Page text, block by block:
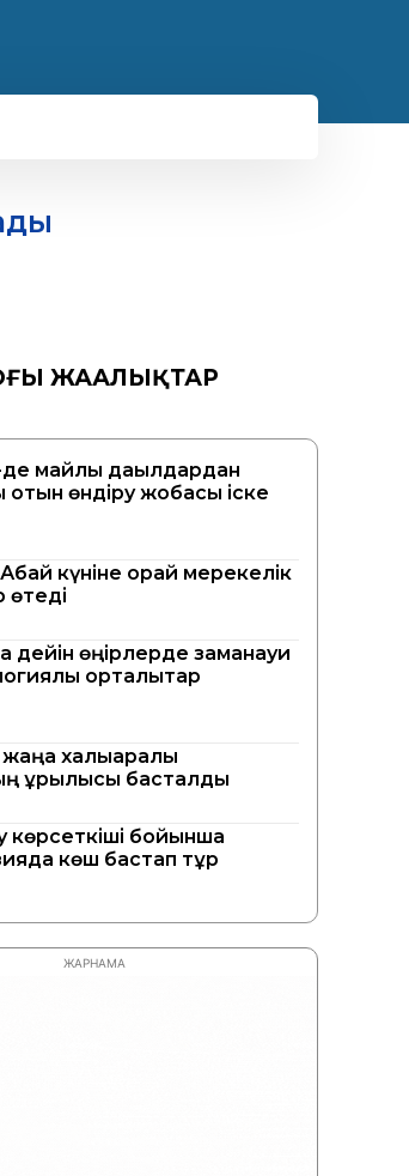
ЖАҢАЛЫҚТАР
майлы дақылдардан
отын өндіру жобасы іске
күніне орай мерекелік
өтеді
дейін өңірлерде заманауи
орталықтар
халықаралық
құрылысы басталды
көрсеткіші бойынша
көш бастап тұр
ЖАРНАМА